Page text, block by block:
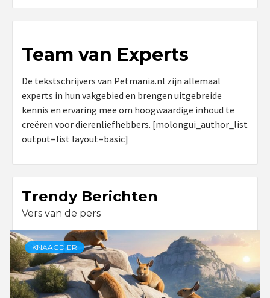
Team van Experts
De tekstschrijvers van Petmania.nl zijn allemaal
experts in hun vakgebied en brengen uitgebreide
kennis en ervaring mee om hoogwaardige inhoud te
creëren voor dierenliefhebbers. [molongui_author_list
output=list layout=basic]
Trendy Berichten
Vers van de pers
KNAAGDIER